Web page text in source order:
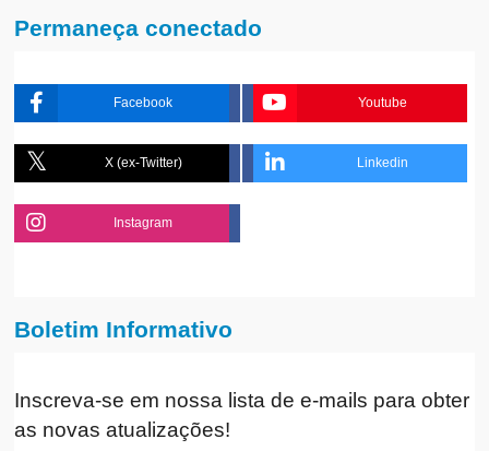
Permaneça conectado
Facebook Youtube
X (ex-Twitter) Linkedin
Instagram
Boletim Informativo
Inscreva-se em nossa lista de e-mails para obter
as novas atualizações!